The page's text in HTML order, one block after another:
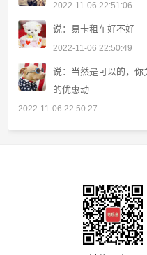
2022-11-06 22:51:06
说：易卡租车好不好
2022-11-06 22:50:49
说：当然是可以的，你
的优惠动
2022-11-06 22:50:27